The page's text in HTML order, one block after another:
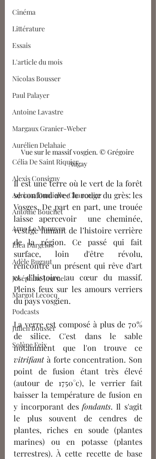
Cinéma
Littérature
Essais
L'article du mois
Nicolas Bousser
Paul Palayer
Antoine Lavastre
Margaux Granier-Weber
Aurélien Delahaie
Célia De Saint Riquier
Alexis Consigny
Adriana Dumielle-Chancelier
Antoine Bouchet
Arno Le Monnyer
Eléa Dargelos
Adèle Bugaut
Joséphine Journel
Margot Lecocq
Podcasts
Julien Bousser
Solène Feix
Vue sur le massif vosgien. © Grégoire
Augay
Il est une terre où le vert de la forêt
se confond avec le rouge du grès: les
Vosges. De part en part, une trouée
laisse apercevoir  une cheminée,
vestige fumant de l’histoire verrière
de la région. Ce passé qui fait
surface, loin d'être révolu,
rencontre un présent qui rêve d’art
et d’histoire au cœur du massif.
Pleins feux sur les amours verriers
du pays vosgien.
La verre est composé à plus de 70%
de silice. C'est dans le sable
vitrifiant à forte concentration. Son
point de fusion étant très élevé
(autour de 1750°c), le verrier fait
baisser la température de fusion en
y incorporant des fondants. Il s'agit
le plus souvent de cendres de
plantes, riches en soude (plantes
marines) ou en potasse (plantes
terrestres). À cette recette de base